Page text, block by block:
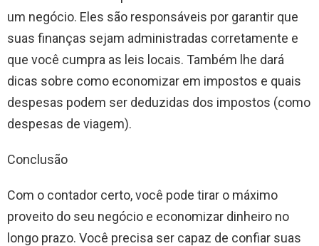
um negócio. Eles são responsáveis ​​por garantir que
suas finanças sejam administradas corretamente e
que você cumpra as leis locais. Também lhe dará
dicas sobre como economizar em impostos e quais
despesas podem ser deduzidas dos impostos (como
despesas de viagem).
Conclusão
Com o contador certo, você pode tirar o máximo
proveito do seu negócio e economizar dinheiro no
longo prazo. Você precisa ser capaz de confiar suas